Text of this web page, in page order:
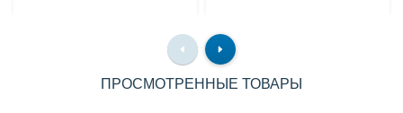
ПРОСМОТРЕННЫЕ ТОВАРЫ